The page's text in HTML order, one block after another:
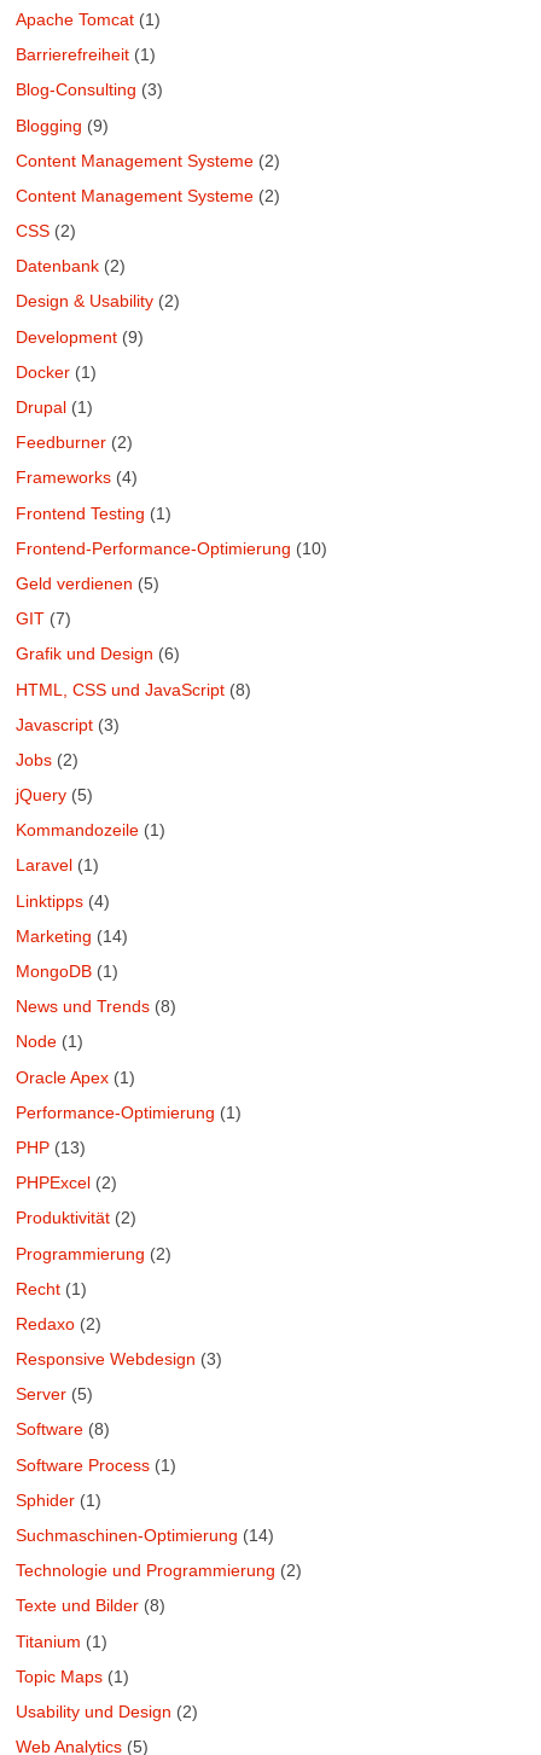
Apache Tomcat (1)
Barrierefreiheit (1)
Blog-Consulting (3)
Blogging (9)
Content Management Systeme (2)
Content Management Systeme (2)
CSS (2)
Datenbank (2)
Design & Usability (2)
Development (9)
Docker (1)
Drupal (1)
Feedburner (2)
Frameworks (4)
Frontend Testing (1)
Frontend-Performance-Optimierung (10)
Geld verdienen (5)
GIT (7)
Grafik und Design (6)
HTML, CSS und JavaScript (8)
Javascript (3)
Jobs (2)
jQuery (5)
Kommandozeile (1)
Laravel (1)
Linktipps (4)
Marketing (14)
MongoDB (1)
News und Trends (8)
Node (1)
Oracle Apex (1)
Performance-Optimierung (1)
PHP (13)
PHPExcel (2)
Produktivität (2)
Programmierung (2)
Recht (1)
Redaxo (2)
Responsive Webdesign (3)
Server (5)
Software (8)
Software Process (1)
Sphider (1)
Suchmaschinen-Optimierung (14)
Technologie und Programmierung (2)
Texte und Bilder (8)
Titanium (1)
Topic Maps (1)
Usability und Design (2)
Web Analytics (5)